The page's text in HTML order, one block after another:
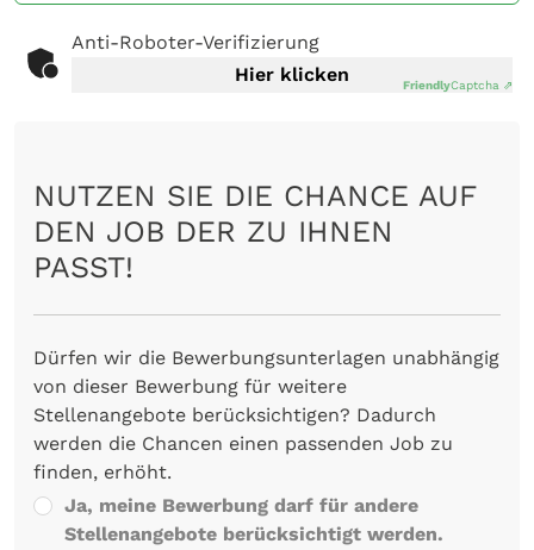
Anti-Roboter-Verifizierung
Hier klicken
FriendlyCaptcha ⇗
NUTZEN SIE DIE CHANCE AUF
DEN JOB DER ZU IHNEN
PASST!
Dürfen wir die Bewerbungsunterlagen unabhängig
von dieser Bewerbung für weitere
Stellenangebote berücksichtigen? Dadurch
werden die Chancen einen passenden Job zu
finden, erhöht.
Ja, meine Bewerbung darf für andere
Stellenangebote berücksichtigt werden.